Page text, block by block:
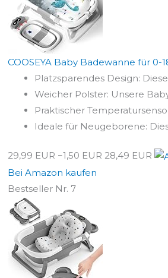
COOSEYA Baby Badewanne für
Platzsparendes Design:
Weicher Polster: Unsere
Praktischer
Ideale für Neugeborene:
29,99 EUR −1,50 EUR 28,49 EUR
Bei Amazon kaufen
Bestseller Nr. 7